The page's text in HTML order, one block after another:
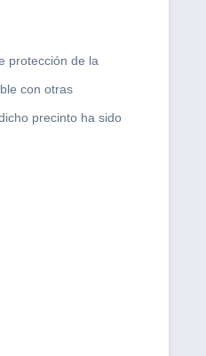
protección de la
con otras
precinto ha sido